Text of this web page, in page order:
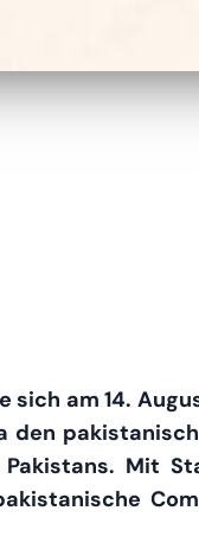
sich am 14.
Mit